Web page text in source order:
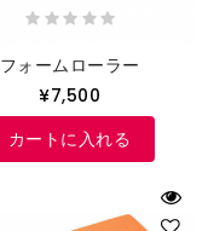
フォームローラー
¥7,500
カートに入れる